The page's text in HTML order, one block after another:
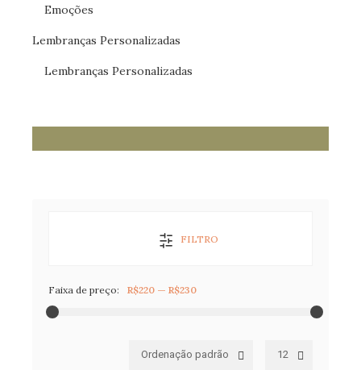
Emoções
Lembranças Personalizadas
Lembranças Personalizadas
FILTRO
Faixa de preço: R$220 — R$230
12
Ordenação padrão